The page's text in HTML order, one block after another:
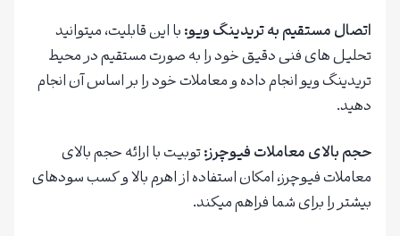
اتصال مستقیم به تریدینگ ویو:با این قابلیت، میتوانید
تحلیل های فنی دقیق خود را به صورت مستقیم در محیط
تریدینگ ویو انجام داده و معاملات خود را بر اساس آن انجام
دهید.
حجم بالای معاملات فیوچرز:توبیت با ارائه حجم بالای
معاملات فیوچرز، امکان استفاده از اهرم بالا و کسب سودهای
بیشتر را برای شما فراهم میکند.